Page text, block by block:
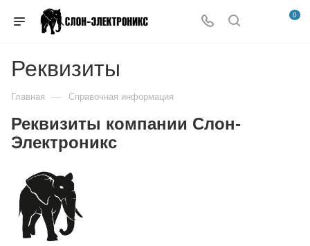
0
Реквизиты
Главная — Справочная информация
Реквизиты компании Слон-
Электроникс